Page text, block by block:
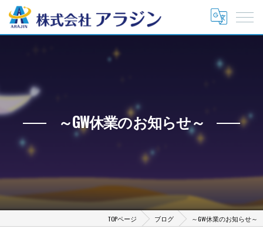
～GW休業のお知らせ～
TOPページ ブログ ～GW休業のお知らせ～